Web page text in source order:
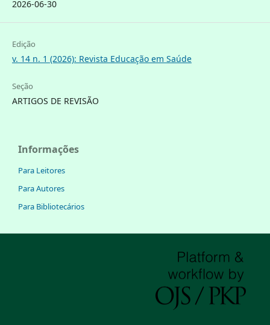
2026-06-30
Edição
v. 14 n. 1 (2026): Revista Educação em Saúde
Seção
ARTIGOS DE REVISÃO
Informações
Para Leitores
Para Autores
Para Bibliotecários